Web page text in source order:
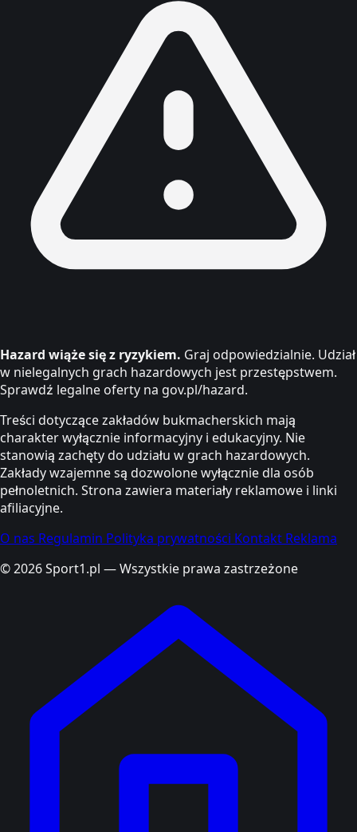
Hazard wiąże się z ryzykiem. Graj odpowiedzialnie. Udział
w nielegalnych grach hazardowych jest przestępstwem.
Sprawdź legalne oferty na gov.pl/hazard.
Treści dotyczące zakładów bukmacherskich mają
charakter wyłącznie informacyjny i edukacyjny. Nie
stanowią zachęty do udziału w grach hazardowych.
Zakłady wzajemne są dozwolone wyłącznie dla osób
pełnoletnich. Strona zawiera materiały reklamowe i linki
afiliacyjne.
O nas Regulamin Polityka prywatności Kontakt Reklama
© 2026 Sport1.pl — Wszystkie prawa zastrzeżone